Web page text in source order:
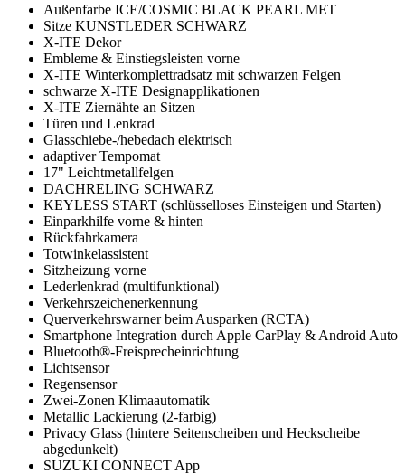
Außenfarbe ICE/COSMIC BLACK PEARL MET
Sitze KUNSTLEDER SCHWARZ
X-ITE Dekor
Embleme & Einstiegsleisten vorne
X-ITE Winterkomplettradsatz mit schwarzen Felgen
schwarze X-ITE Designapplikationen
X-ITE Ziernähte an Sitzen
Türen und Lenkrad
Glasschiebe-/hebedach elektrisch
adaptiver Tempomat
17" Leichtmetallfelgen
DACHRELING SCHWARZ
KEYLESS START (schlüsselloses Einsteigen und Starten)
Einparkhilfe vorne & hinten
Rückfahrkamera
Totwinkelassistent
Sitzheizung vorne
Lederlenkrad (multifunktional)
Verkehrszeichenerkennung
Querverkehrswarner beim Ausparken (RCTA)
Smartphone Integration durch Apple CarPlay & Android Auto
Bluetooth®-Freisprecheinrichtung
Lichtsensor
Regensensor
Zwei-Zonen Klimaautomatik
Metallic Lackierung (2-farbig)
Privacy Glass (hintere Seitenscheiben und Heckscheibe
abgedunkelt)
SUZUKI CONNECT App